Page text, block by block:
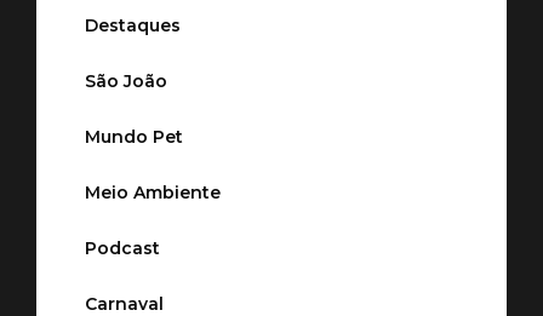
Destaques
São João
Mundo Pet
Meio Ambiente
Podcast
Carnaval